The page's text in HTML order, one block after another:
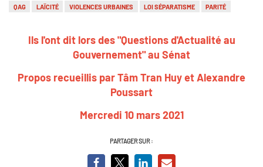
QAG LAÏCITÉ VIOLENCES URBAINES LOI SÉPARATISME PARITÉ
Ils l'ont dit lors des "Questions d'Actualité au
Gouvernement" au Sénat
Propos recueillis par Tâm Tran Huy et Alexandre
Poussart
Mercredi 10 mars 2021
PARTAGER SUR :